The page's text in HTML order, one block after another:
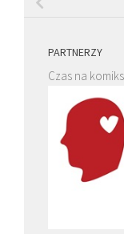
PARTNERZY
Czas na